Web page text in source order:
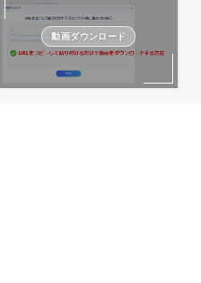
動画ダウンロード